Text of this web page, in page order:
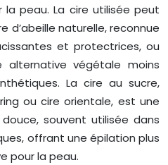
peau. La cire utilisée peut
d’abeille naturelle, reconnue
et protectrices, ou
végétale moins
La cire au sucre,
ou cire orientale, est une
souvent utilisée dans
offrant une épilation plus
pour la peau.